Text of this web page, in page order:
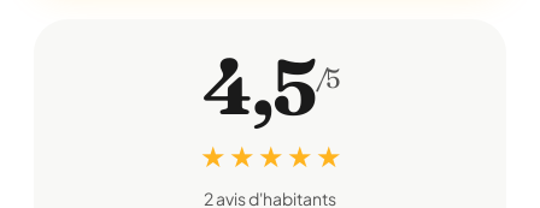
4,5/5
★ ★ ★ ★ ★
2 avis d'habitants